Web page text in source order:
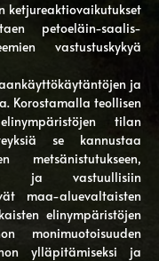
ketjureaktiovaikutukset
petoeläin-saalis-
vastustuskykyä
ja
Korostamalla teollisen
tilan
se kannustaa
metsänistutukseen,
ja vastuullisiin
maa-aluevaltaisten
elinympäristöjen
monimuotoisuuden
ylläpitämiseksi ja